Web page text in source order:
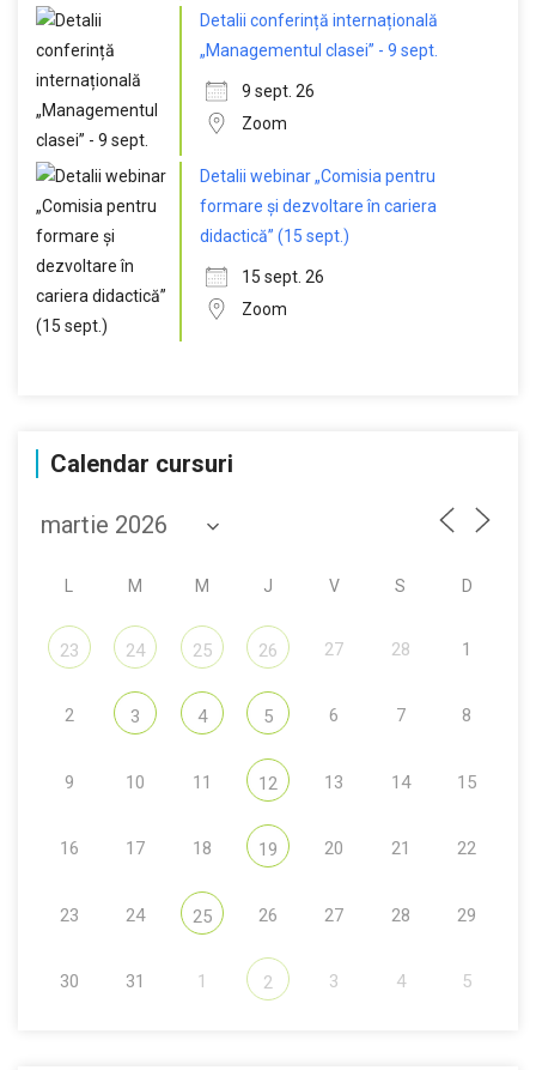
Detalii conferință internațională
„Managementul clasei” - 9 sept.
9 sept. 26
Zoom
Detalii webinar „Comisia pentru
formare și dezvoltare în cariera
didactică” (15 sept.)
15 sept. 26
Zoom
Calendar cursuri
M M J V S D
23 24 25 26 27 28 1
2 3 4 5 6 7 8
9 10 11 12 13 14 15
16 17 18 19 20 21 22
23 24 25 26 27 28 29
30 31 1 2 3 4 5